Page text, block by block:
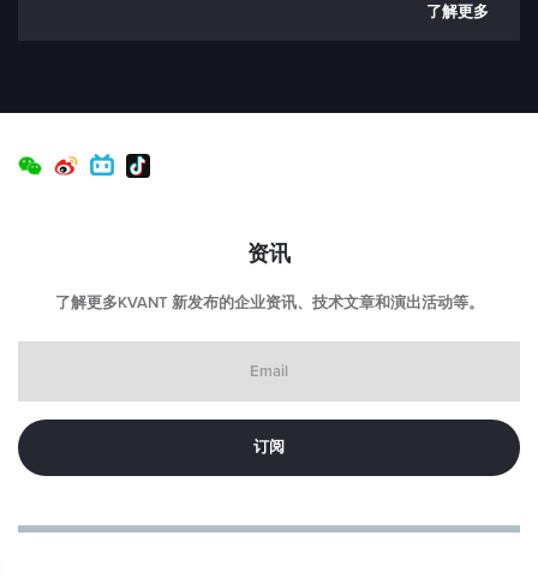
了解更多
资讯
了解更多KVANT 新发布的企业资讯、技术文章和演出活动等。